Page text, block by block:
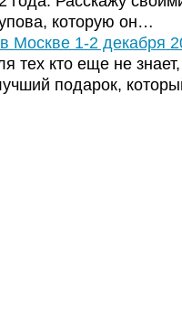
которую он…
Москве 1-2 декабря
тех кто еще не знает,
подарок,